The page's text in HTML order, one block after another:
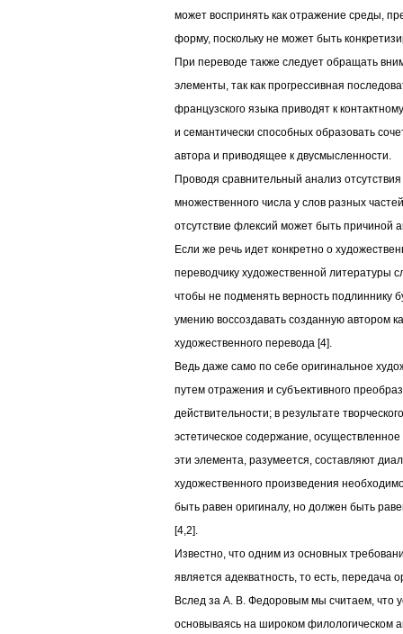
может воспринять как отражение среды,
форму, поскольку не может быть
При переводе также следует обращать
элементы, так как прогрессивная
французского языка приводят к
и семантически способных образовать
автора и приводящее к двусмысленности.
Проводя сравнительный анализ
множественного числа у слов разных
отсутствие флексий может быть причиной
Если же речь идет конкретно о
переводчику художественной литературы
чтобы не подменять верность подлиннику
умению воссоздавать созданную автором
художественного перевода [4].
Ведь даже само по себе оригинальное
путем отражения и субъективного
действительности; в результате
эстетическое содержание,
эти элемента, разумеется, составляют
художественного произведения
быть равен оригиналу, но должен быть
[4,2].
Известно, что одним из основных
является адекватность, то есть, передача
Вслед за А. В. Федоровым мы считаем, что
основываясь на широком филологическом